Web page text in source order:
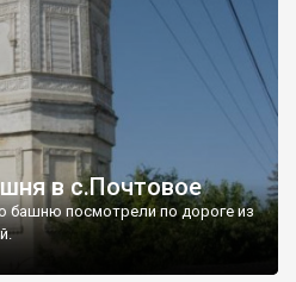
в с.Почтовое
башню посмотрели по дороге из